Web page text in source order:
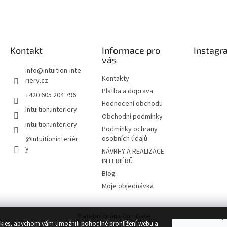
abychom vám umožnili pohodlné prohlížení webu a
Kontakt
info@intuition-inte
riery.cz
+420 605 204 796
Intuition.interiery
intuition.interiery
@Intuitioninteriér
y
Informace pro
vás
Kontakty
Platba a doprava
Hodnocení obchodu
Obchodní podmínky
Podmínky ochrany
osobních údajů
NÁVRHY A REALIZACE
INTERIÉRŮ
Blog
Moje objednávka